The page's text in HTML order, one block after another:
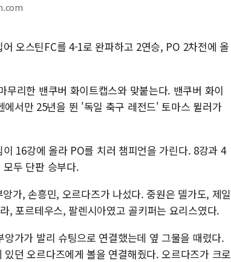
오스틴FC를 4-1로 완파하고 2연승, PO 2차전에 올
리한 밴쿠버 화이트캡스와 맞붙는다. 밴쿠버 화이
서만 25년을 뛴 '독일 축구 레전드' 토마스 뮐러가
16강에 올라 PO를 치러 챔피언을 가린다. 8강과 4
두 단판 승부다.
가, 손흥민, 오르다즈가 나섰다. 중원은 델가도, 제일
, 포르테우스, 팔렌시아였고 골키퍼는 요리스였다.
가가 발리 슈팅으로 연결했는데 옆 그물을 때렸다.
던 오르다즈에게 볼을 연결해줬다. 오르다즈가 크로